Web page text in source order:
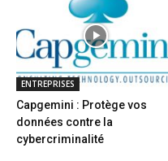
ENTREPRISES
Capgemini : Protège vos
données contre la
cybercriminalité